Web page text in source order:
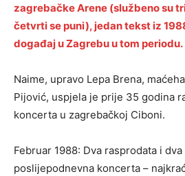
zagrebačke Arene (službeno su
četvrti se puni), jedan tekst iz
događaj u Zagrebu u tom periodu.
Naime, upravo Lepa Brena,
Pijović, uspjela je prije 35 godina
koncerta u zagrebačkoj Ciboni.
Februar 1988: Dva rasprodata i
poslijepodnevna koncerta –